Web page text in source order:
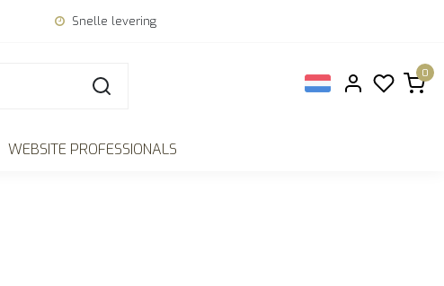
Snelle levering
0
WEBSITE PROFESSIONALS